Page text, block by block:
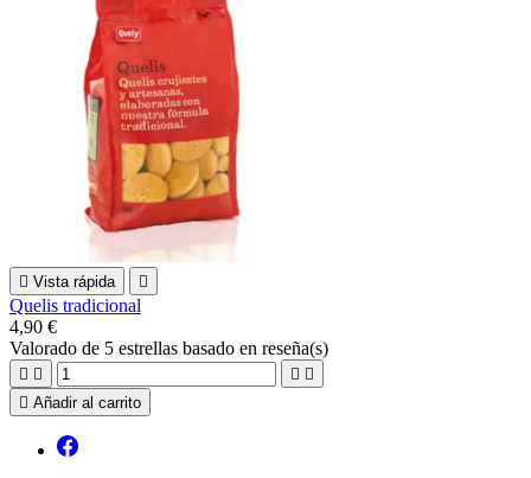
 Vista rápida 
Quelis tradicional
4,90 €
Valorado de 5 estrellas basado en reseña(s)
   
 Añadir al carrito